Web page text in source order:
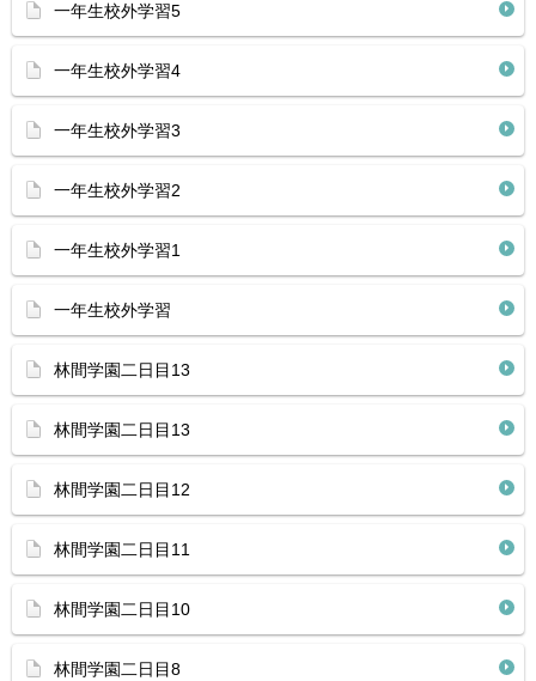
一年生校外学習5
一年生校外学習4
一年生校外学習3
一年生校外学習2
一年生校外学習1
一年生校外学習
林間学園二日目13
林間学園二日目13
林間学園二日目12
林間学園二日目11
林間学園二日目10
林間学園二日目8